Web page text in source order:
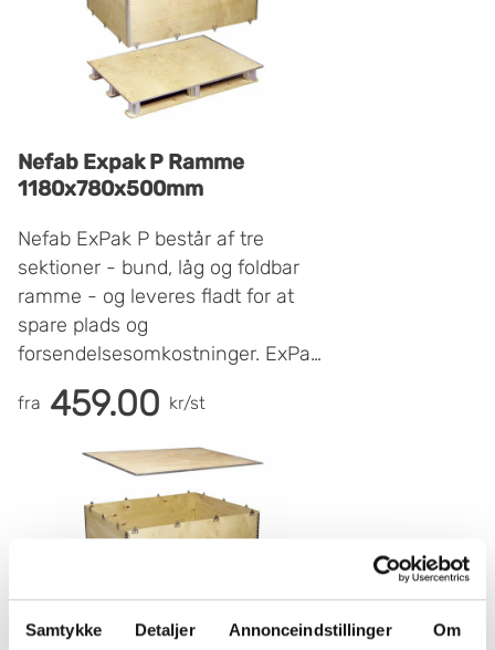
Samtykke Detaljer Annonceindstillinger Om
Nefab Expak P Ramme
1180x780x500mm
Nefab ExPak P består af tre
sektioner - bund, låg og foldbar
ramme - og leveres fladt for at
spare plads og
forsendelsesomkostninger. ExPak
mellemstore produkter.
fra 459.00 kr/st